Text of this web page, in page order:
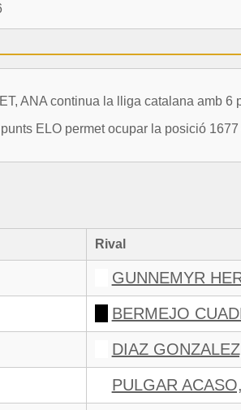
ANA continua la lliga catalana amb 6
ELO permet ocupar la posició
Rival
GUNNEMYR
BERMEJO
DIAZ
PULGAR